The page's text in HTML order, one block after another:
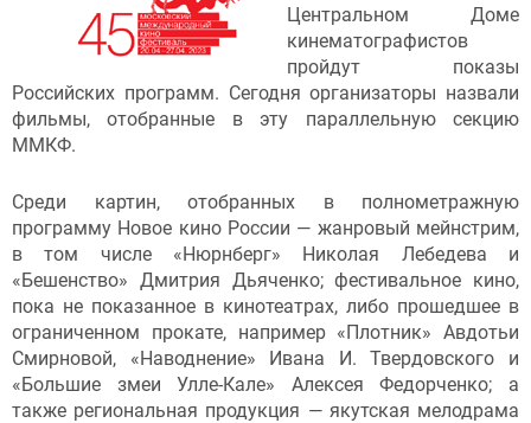
Центральном Доме
кинематографистов
пройдут показы
Российских программ. Сегодня организаторы назвали
фильмы, отобранные в эту параллельную секцию
ММКФ.
Среди картин, отобранных в полнометражную
программу Новое кино России — жанровый мейнстрим,
в том числе «Нюрнберг» Николая Лебедева и
«Бешенство» Дмитрия Дьяченко; фестивальное кино,
пока не показанное в кинотеатрах, либо прошедшее в
ограниченном прокате, например «Плотник» Авдотьи
Смирновой, «Наводнение» Ивана И. Твердовского и
«Большие змеи Улле-Кале» Алексея Федорченко; а
также региональная продукция — якутская мелодрама